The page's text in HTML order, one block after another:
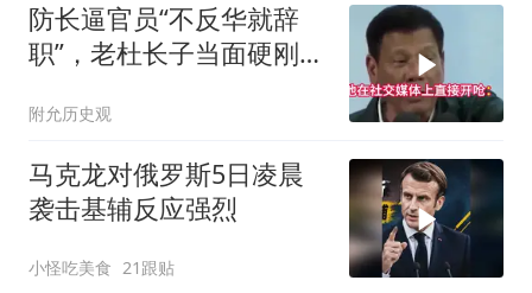
防长逼官员“不反华就辞
职”，老杜长子当面硬刚：
附允历史观
马克龙对俄罗斯5日凌晨
袭击基辅反应强烈
小怪吃美食 21跟贴